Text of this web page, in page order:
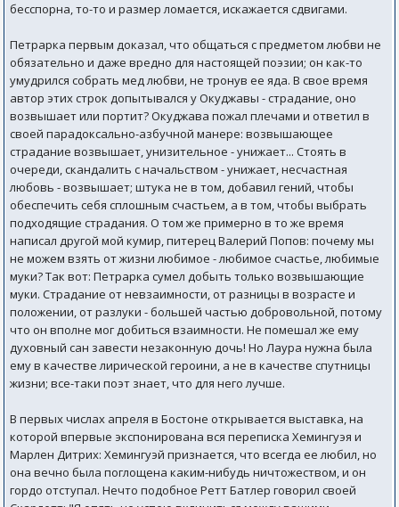
бесспорна, то-то и размер ломается, искажается сдвигами.
Петрарка первым доказал, что общаться с предметом любви не
обязательно и даже вредно для настоящей поэзии; он как-то
умудрился собрать мед любви, не тронув ее яда. В свое время
автор этих строк допытывался у Окуджавы - страдание, оно
возвышает или портит? Окуджава пожал плечами и ответил в
своей парадоксально-азбучной манере: возвышающее
страдание возвышает, унизительное - унижает... Стоять в
очереди, скандалить с начальством - унижает, несчастная
любовь - возвышает; штука не в том, добавил гений, чтобы
обеспечить себя сплошным счастьем, а в том, чтобы выбрать
подходящие страдания. О том же примерно в то же время
написал другой мой кумир, питерец Валерий Попов: почему мы
не можем взять от жизни любимое - любимое счастье, любимые
муки? Так вот: Петрарка сумел добыть только возвышающие
муки. Страдание от невзаимности, от разницы в возрасте и
положении, от разлуки - большей частью добровольной, потому
что он вполне мог добиться взаимности. Не помешал же ему
духовный сан завести незаконную дочь! Но Лаура нужна была
ему в качестве лирической героини, а не в качестве спутницы
жизни; все-таки поэт знает, что для него лучше.
В первых числах апреля в Бостоне открывается выставка, на
которой впервые экспонирована вся переписка Хемингуэя и
Марлен Дитрих: Хемингуэй признается, что всегда ее любил, но
она вечно была поглощена каким-нибудь ничтожеством, и он
гордо отступал. Нечто подобное Ретт Батлер говорил своей